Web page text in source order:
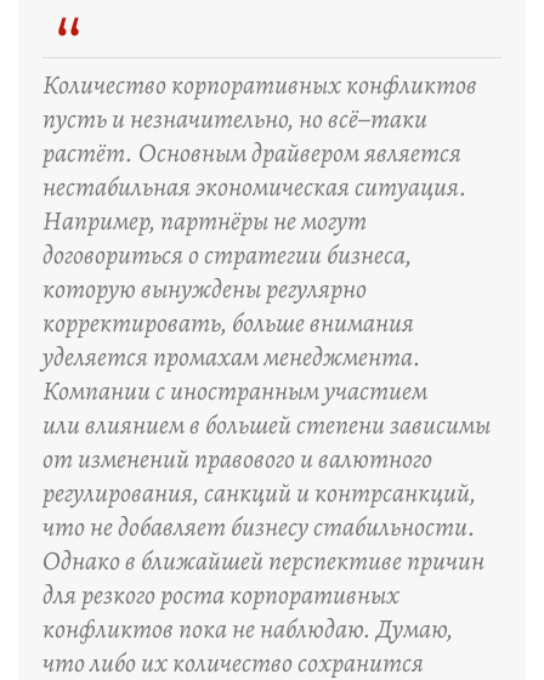
“
Количество корпоративных конфликтов
пусть и незначительно, но всё–таки
растёт. Основным драйвером является
нестабильная экономическая ситуация.
Например, партнёры не могут
договориться о стратегии бизнеса,
которую вынуждены регулярно
корректировать, больше внимания
уделяется промахам менеджмента.
Компании с иностранным участием
или влиянием в большей степени зависимы
от изменений правового и валютного
регулирования, санкций и контрсанкций,
что не добавляет бизнесу стабильности.
Однако в ближайшей перспективе причин
для резкого роста корпоративных
конфликтов пока не наблюдаю. Думаю,
что либо их количество сохранится